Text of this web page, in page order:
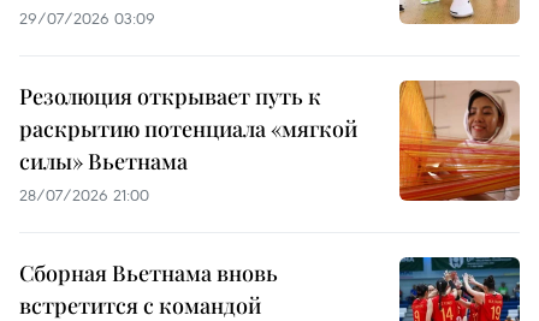
29/07/2026 03:09
Резолюция открывает путь к
раскрытию потенциала «мягкой
силы» Вьетнама
28/07/2026 21:00
Сборная Вьетнама вновь
встретится с командой